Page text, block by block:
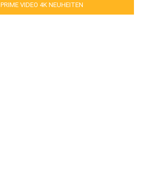
PRIME VIDEO 4K NEUHEITEN